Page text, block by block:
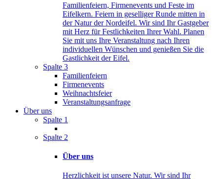
Familienfeiern, Firmenevents und Feste im
Eifelkern. Feiern in geselliger Runde mitten in
der Natur der Nordeifel. Wir sind Ihr Gastgeber
mit Herz für Festlichkeiten Ihrer Wahl. Planen
Sie mit uns Ihre Veranstaltung nach Ihren
individuellen Wünschen und genießen Sie die
Gastlichkeit der Eifel.
Spalte 3
Familienfeiern
Firmenevents
Weihnachtsfeier
Veranstaltungsanfrage
Über uns
Spalte 1
Spalte 2
Über uns
Herzlichkeit ist unsere Natur. Wir sind Ihr